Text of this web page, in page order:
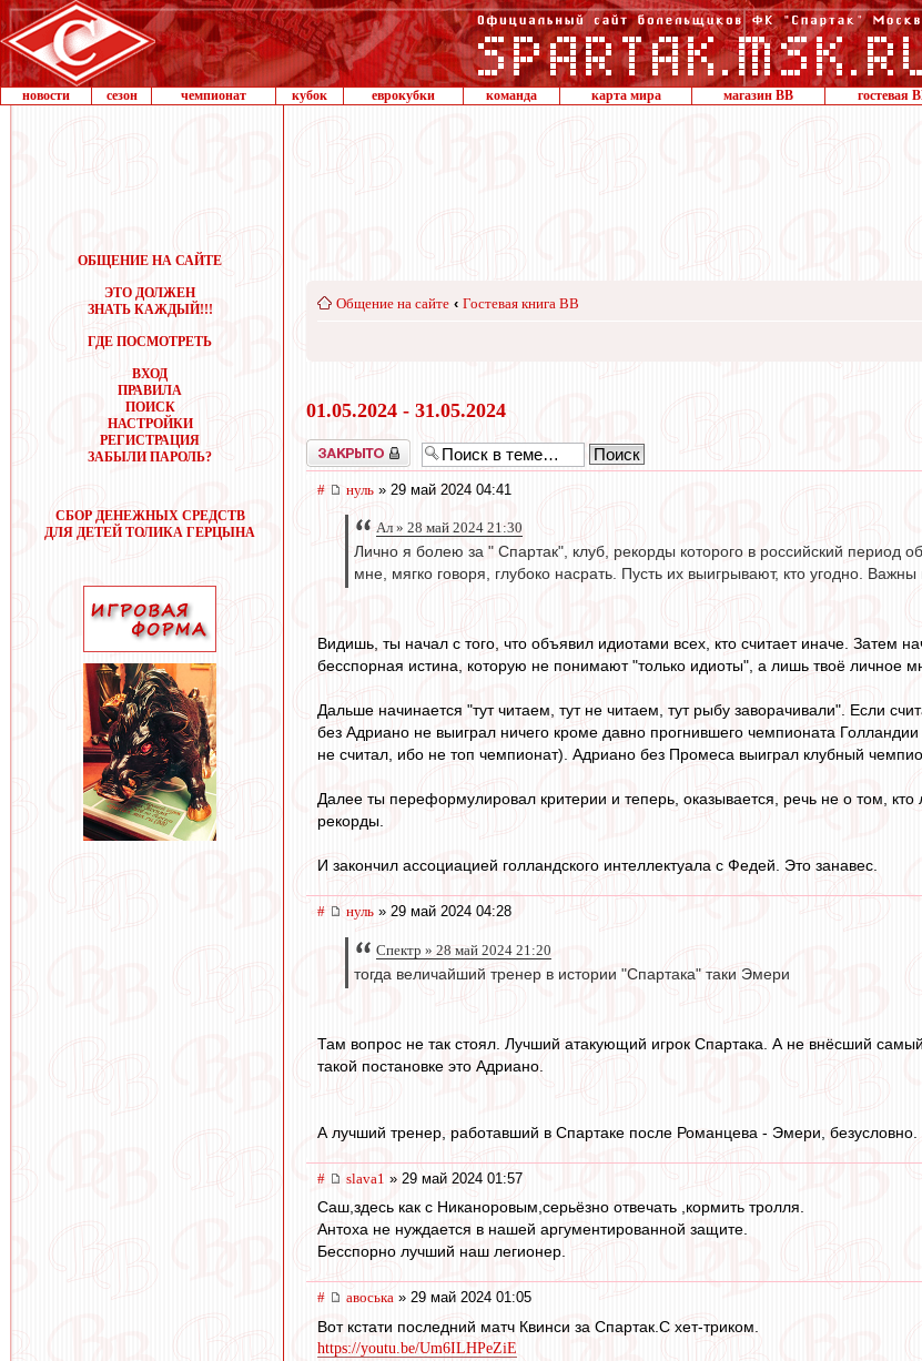
новости сезон чемпионат кубок еврокубки команда карта мира магазин ВВ гостевая
ОБЩЕНИЕ НА САЙТЕ
ЭТО ДОЛЖЕН
ЗНАТЬ КАЖДЫЙ!!!
ГДЕ ПОСМОТРЕТЬ
ВХОД
ПРАВИЛА
ПОИСК
НАСТРОЙКИ
РЕГИСТРАЦИЯ
ЗАБЫЛИ ПАРОЛЬ?
СБОР ДЕНЕЖНЫХ СРЕДСТВ
ДЛЯ ДЕТЕЙ ТОЛИКА ГЕРЦЫНА
Общение на сайте ‹ Гостевая книга ВВ
01.05.2024 - 31.05.2024
Закрыто
# нуль » 29 май 2024 04:41
Ал » 28 май 2024 21:30
Лично я болею за " Спартак", клуб, рекорды которого в российский период
мне, мягко говоря, глубоко насрать. Пусть их выигрывают, кто угодно.
Видишь, ты начал с того, что объявил идиотами всех, кто считает иначе. Затем
бесспорная истина, которую не понимают "только идиоты", а лишь твоё личное
Дальше начинается "тут читаем, тут не читаем, тут рыбу заворачивали". Если
без Адриано не выиграл ничего кроме давно прогнившего чемпионата
не считал, ибо не топ чемпионат). Адриано без Промеса выиграл клубный
Далее ты переформулировал критерии и теперь, оказывается, речь не о том,
рекорды.
И закончил ассоциацией голландского интеллектуала с Федей. Это занавес.
# нуль » 29 май 2024 04:28
Спектр » 28 май 2024 21:20
тогда величайший тренер в истории "Спартака" таки Эмери
Там вопрос не так стоял. Лучший атакующий игрок Спартака. А не внёсший
такой постановке это Адриано.
А лучший тренер, работавший в Спартаке после Романцева - Эмери, безусловно.
# slava1 » 29 май 2024 01:57
Саш,здесь как с Никаноровым,серьёзно отвечать ,кормить тролля.
Антоха не нуждается в нашей аргументированной защите.
Бесспорно лучший наш легионер.
# авоська » 29 май 2024 01:05
Вот кстати последний матч Квинси за Спартак.С хет-триком.
https://youtu.be/Um6ILHPeZiE